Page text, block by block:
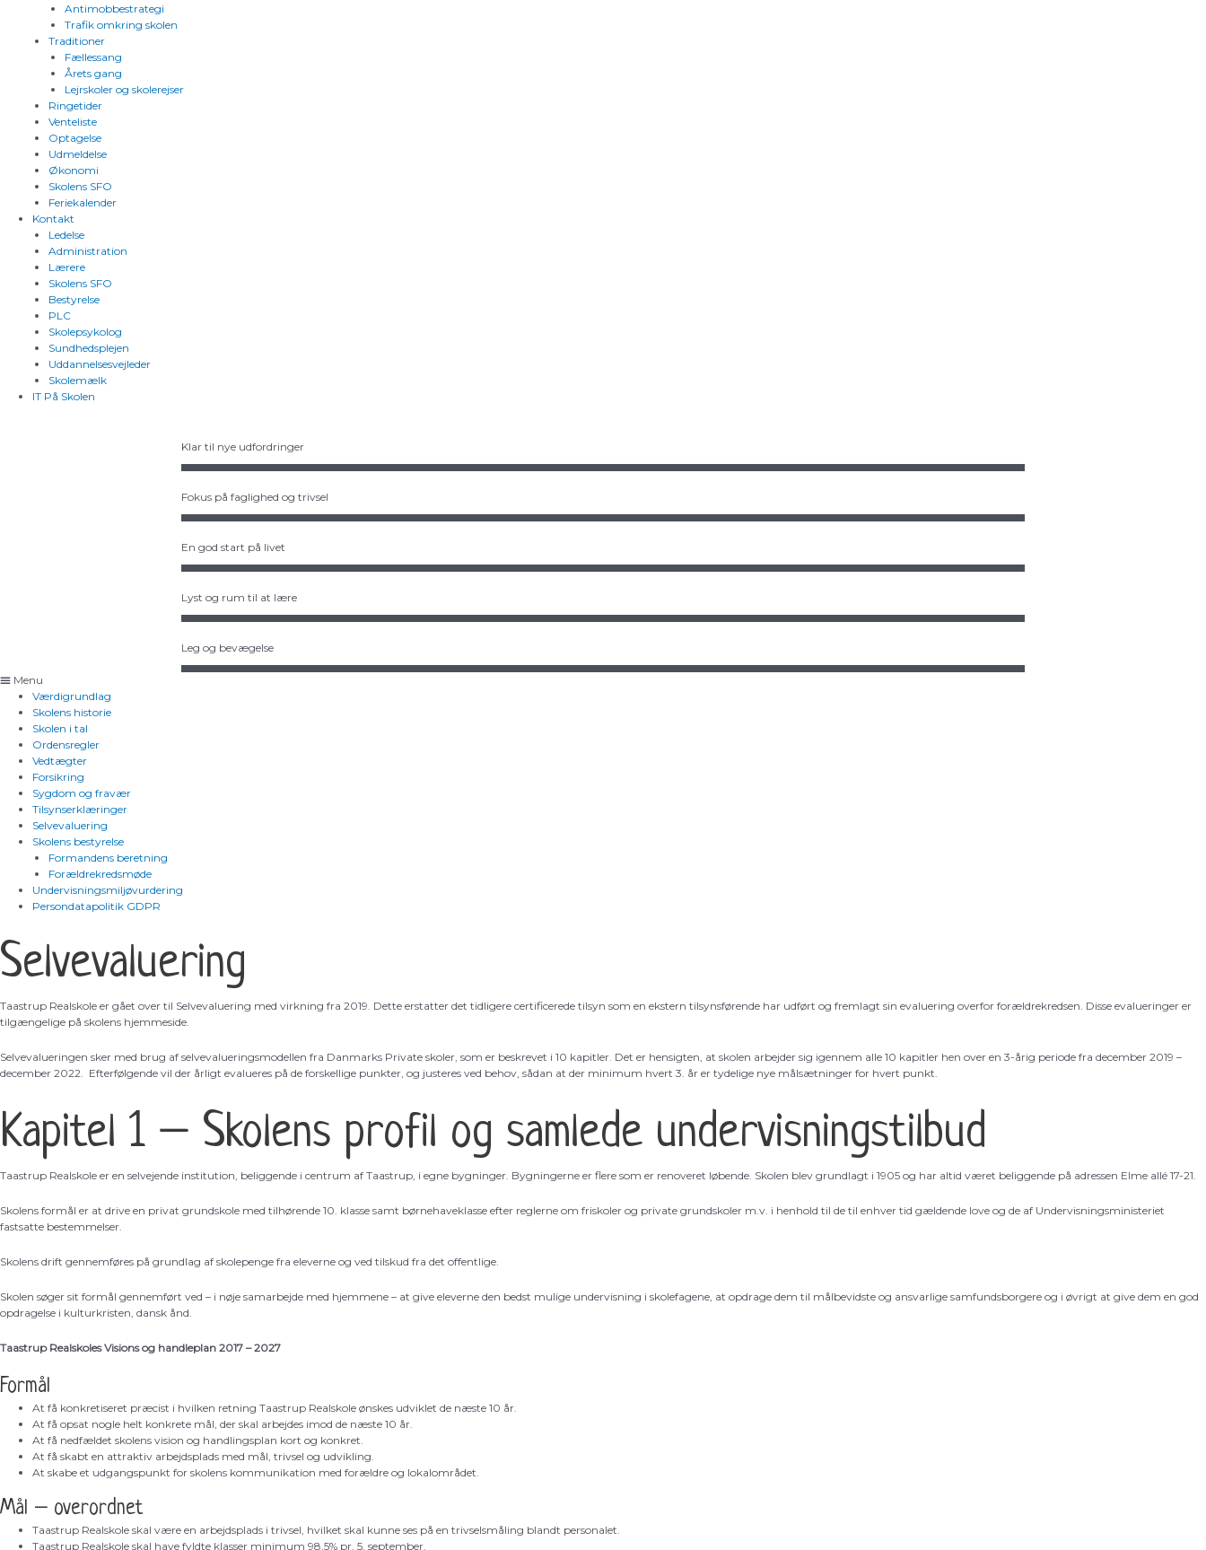
Antimobbestrategi
Trafik omkring skolen
Traditioner
Fællessang
Årets gang
Lejrskoler og skolerejser
Ringetider
Venteliste
Optagelse
Udmeldelse
Økonomi
Skolens SFO
Feriekalender
Kontakt
Ledelse
Administration
Lærere
Skolens SFO
Bestyrelse
PLC
Skolepsykolog
Sundhedsplejen
Uddannelsesvejleder
Skolemælk
IT På Skolen
Klar til nye udfordringer
Fokus på faglighed og trivsel
En god start på livet
Lyst og rum til at lære
Leg og bevægelse
Menu
Værdigrundlag
Skolens historie
Skolen i tal
Ordensregler
Vedtægter
Forsikring
Sygdom og fravær
Tilsynserklæringer
Selvevaluering
Skolens bestyrelse
Formandens beretning
Forældrekredsmøde
Undervisningsmiljøvurdering
Persondatapolitik GDPR
Selvevaluering
Taastrup Realskole er gået over til Selvevaluering med virkning fra 2019. Dette erstatter det tidligere certificerede tilsyn som en ekstern tilsynsførende har udført og fremlagt sin evaluering overfor forældrekredsen. Disse evalueringer er
tilgængelige på skolens hjemmeside.
Selvevalueringen sker med brug af selvevalueringsmodellen fra Danmarks Private skoler, som er beskrevet i 10 kapitler. Det er hensigten, at skolen arbejder sig igennem alle 10 kapitler hen over en 3-årig periode fra december 2019 –
december 2022. Efterfølgende vil der årligt evalueres på de forskellige punkter, og justeres ved behov, sådan at der minimum hvert 3. år er tydelige nye målsætninger for hvert punkt.
Kapitel 1 – Skolens profil og samlede undervisningstilbud
Taastrup Realskole er en selvejende institution, beliggende i centrum af Taastrup, i egne bygninger. Bygningerne er flere som er renoveret løbende. Skolen blev grundlagt i 1905 og har altid været beliggende på adressen Elme allé 17-21.
Skolens formål er at drive en privat grundskole med tilhørende 10. klasse samt børnehaveklasse efter reglerne om friskoler og private grundskoler m.v. i henhold til de til enhver tid gældende love og de af Undervisningsministeriet
fastsatte bestemmelser.
Skolens drift gennemføres på grundlag af skolepenge fra eleverne og ved tilskud fra det offentlige.
Skolen søger sit formål gennemført ved – i nøje samarbejde med hjemmene – at give eleverne den bedst mulige undervisning i skolefagene, at opdrage dem til målbevidste og ansvarlige samfundsborgere og i øvrigt at give dem en god
opdragelse i kulturkristen, dansk ånd.
Taastrup Realskoles Visions og handleplan 2017 – 2027
Formål
At få konkretiseret præcist i hvilken retning Taastrup Realskole ønskes udviklet de næste 10 år.
At få opsat nogle helt konkrete mål, der skal arbejdes imod de næste 10 år.
At få nedfældet skolens vision og handlingsplan kort og konkret.
At få skabt en attraktiv arbejdsplads med mål, trivsel og udvikling.
At skabe et udgangspunkt for skolens kommunikation med forældre og lokalområdet.
Mål – overordnet
Taastrup Realskole skal være en arbejdsplads i trivsel, hvilket skal kunne ses på en trivselsmåling blandt personalet.
Taastrup Realskole skal have fyldte klasser minimum 98,5% pr. 5. september.